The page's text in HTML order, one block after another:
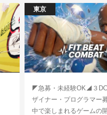
東京
◤急募・未経験OK◢３
ザイナー・プログラマー
中で楽しまれるゲームの